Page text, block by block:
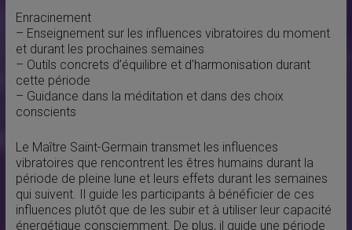
Enracinement
– Enseignement sur les influences vibratoires du moment
et durant les prochaines semaines
– Outils concrets d’équilibre et d’harmonisation durant
cette période
– Guidance dans la méditation et dans des choix
conscients
Le Maître Saint-Germain transmet les influences
vibratoires que rencontrent les êtres humains durant la
période de pleine lune et leurs effets durant les semaines
qui suivent. Il guide les participants à bénéficier de ces
influences plutôt que de les subir et à utiliser leur capacité
énergétique consciemment. De plus, il guide une période